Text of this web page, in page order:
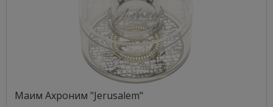
Маим Ахроним "Jerusalem"